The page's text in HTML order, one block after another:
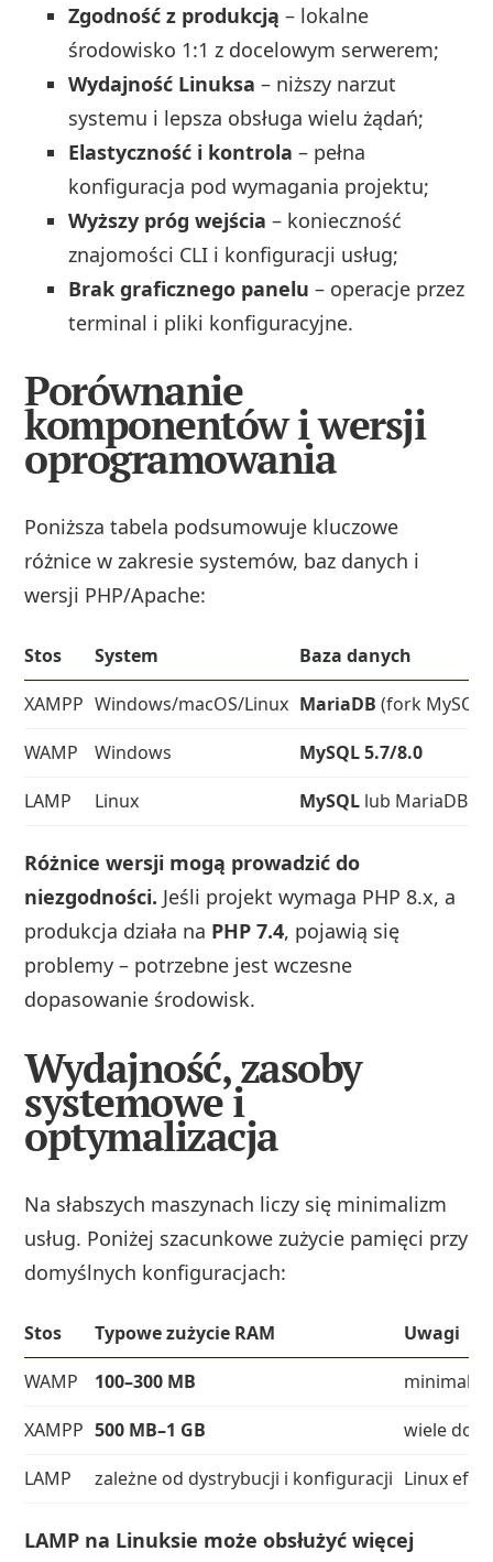
Zgodność z produkcją – lokalne
środowisko 1:1 z docelowym serwerem;
Wydajność Linuksa – niższy narzut
systemu i lepsza obsługa wielu żądań;
Elastyczność i kontrola – pełna
konfiguracja pod wymagania projektu;
Wyższy próg wejścia – konieczność
znajomości CLI i konfiguracji usług;
Brak graficznego panelu – operacje przez
terminal i pliki konfiguracyjne.
Porównanie
komponentów i wersji
oprogramowania
Poniższa tabela podsumowuje kluczowe
różnice w zakresie systemów, baz danych i
wersji PHP/Apache:
Stos System
Baza danych
XAMPP Windows/macOS/Linux MariaDB (fork MySQL)
WAMP
Windows
MySQL 5.7/8.0
LAMP
Linux MySQL lub MariaDB
Różnice wersji mogą prowadzić do
niezgodności. Jeśli projekt wymaga PHP 8.x, a
produkcja działa na PHP 7.4, pojawią się
problemy – potrzebne jest wczesne
dopasowanie środowisk.
Wydajność, zasoby
systemowe i
optymalizacja
Na słabszych maszynach liczy się minimalizm
usług. Poniżej szacunkowe zużycie pamięci przy
domyślnych konfiguracjach:
Stos Typowe zużycie RAM
Uwagi
WAMP
100–300 MB
XAMPP 500 MB–1 GB
wiele
LAMP
zależne od dystrybucji i konfiguracji Linux
LAMP na Linuksie może obsłużyć więcej